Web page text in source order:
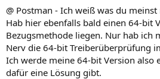
@ Postman - Ich weiß was du
Hab hier ebenfalls bald einen 64-bit
Bezugsmethode liegen. Nur hab ich
Nerv die 64-bit Treiberüberprüfung
Ich werde meine 64-bit Version also
dafür eine Lösung gibt.